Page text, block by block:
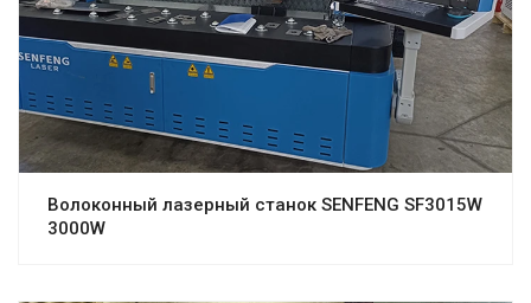
Волоконный лазерный станок SENFENG SF3015W
3000W